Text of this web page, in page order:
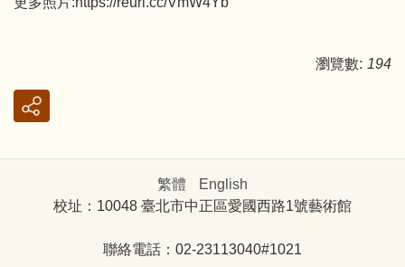
瀏覽數: 194
繁體
English
校址：10048 臺北市中正區愛國西路1號藝術館
聯絡電話：02-23113040#1021